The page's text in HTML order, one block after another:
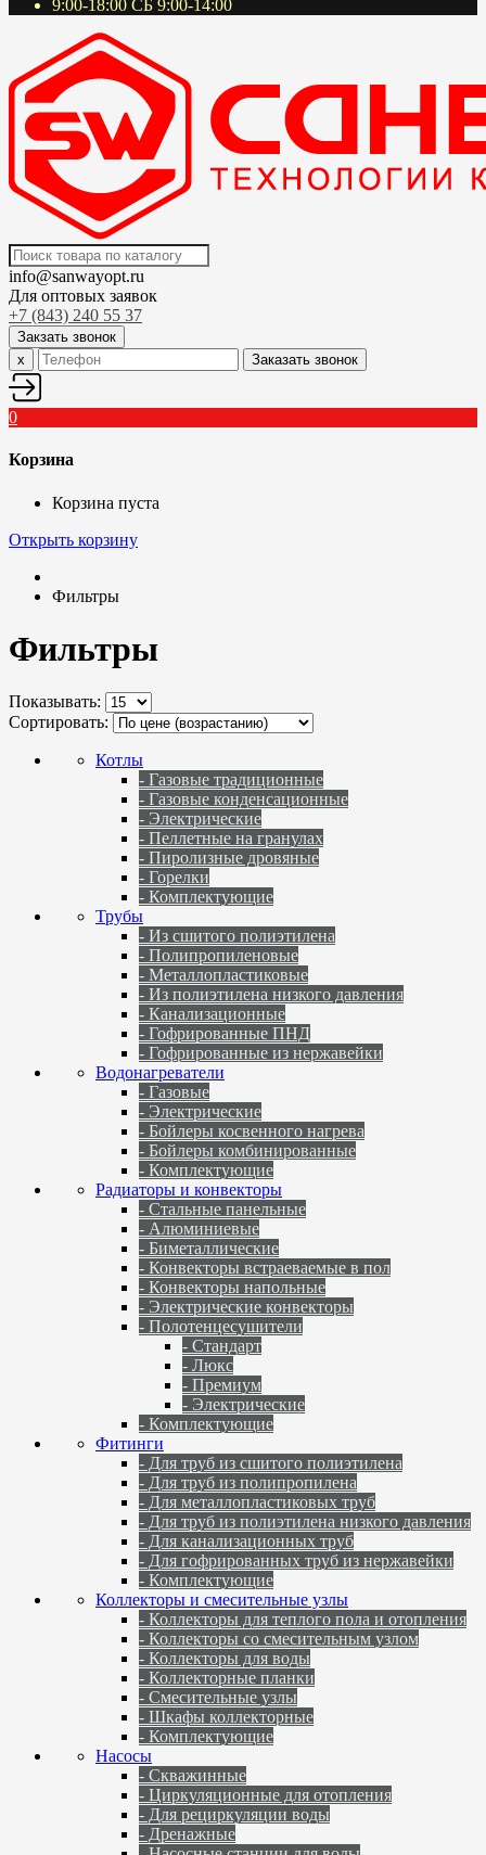
9:00-18:00 СБ 9:00-14:00
info@sanwayopt.ru
Для оптовых заявок
+7 (843) 240 55 37
Закзать звонок
x
Заказать звонок
0
Корзина
Корзина пуста
Открыть корзину
Фильтры
Фильтры
Показывать:
Сортировать:
Котлы
- Газовые традиционные
- Газовые конденсационные
- Электрические
- Пеллетные на гранулах
- Пиролизные дровяные
- Горелки
- Комплектующие
Трубы
- Из сшитого полиэтилена
- Полипропиленовые
- Металлопластиковые
- Из полиэтилена низкого давления
- Канализационные
- Гофрированные ПНД
- Гофрированные из нержавейки
Водонагреватели
- Газовые
- Электрические
- Бойлеры косвенного нагрева
- Бойлеры комбинированные
- Комплектующие
Радиаторы и конвекторы
- Стальные панельные
- Алюминиевые
- Биметаллические
- Конвекторы встраеваемые в пол
- Конвекторы напольные
- Электрические конвекторы
- Полотенцесушители
- Стандарт
- Люкс
- Премиум
- Электрические
- Комплектующие
Фитинги
- Для труб из сшитого полиэтилена
- Для труб из полипропилена
- Для металлопластиковых труб
- Для труб из полиэтилена низкого давления
- Для канализационных труб
- Для гофрированных труб из нержавейки
- Комплектующие
Коллекторы и смесительные узлы
- Коллекторы для теплого пола и отопления
- Коллекторы со смесительным узлом
- Коллекторы для воды
- Коллекторные планки
- Смесительные узлы
- Шкафы коллекторные
- Комплектующие
Насосы
- Скважинные
- Циркуляционные для отопления
- Для рециркуляции воды
- Дренажные